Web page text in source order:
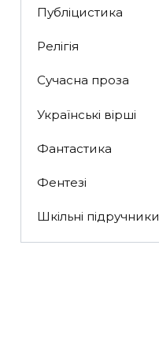
Публіцистика
Релігія
Сучасна проза
Українські вірші
Фантастика
Фентезі
Шкільні підручники